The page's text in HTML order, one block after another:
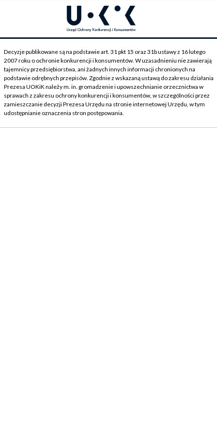
Decyzje publikowane są na podstawie art. 31 pkt 15 oraz 31b ustawy z 16 lutego
2007 roku o ochronie konkurencji i konsumentów. W uzasadnieniu nie zawierają
tajemnicy przedsiębiorstwa, ani żadnych innych informacji chronionych na
podstawie odrębnych przepisów. Zgodnie z wskazaną ustawą do zakresu działania
Prezesa UOKiK należy m. in. gromadzenie i upowszechnianie orzecznictwa w
sprawach z zakresu ochrony konkurencji i konsumentów, w szczególności przez
zamieszczanie decyzji Prezesa Urzędu na stronie internetowej Urzędu, w tym
udostępnianie oznaczenia stron postępowania.